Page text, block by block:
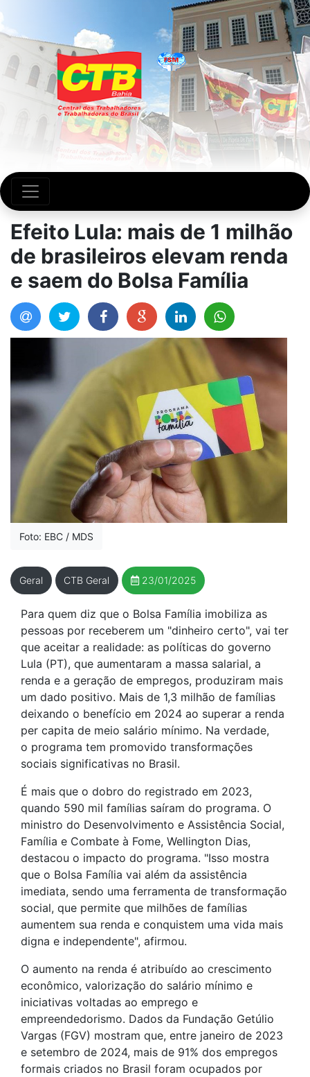
Efeito Lula: mais de 1 milhão
de brasileiros elevam renda
e saem do Bolsa Família
Foto: EBC / MDS
Geral CTB Geral 23/01/2025
Para quem diz que o Bolsa Família imobiliza as
pessoas por receberem um "dinheiro certo", vai ter
que aceitar a realidade: as políticas do governo
Lula (PT), que aumentaram a massa salarial, a
renda e a geração de empregos, produziram mais
um dado positivo. Mais de 1,3 milhão de famílias
deixando o benefício em 2024 ao superar a renda
per capita de meio salário mínimo. Na verdade,
o programa tem promovido transformações
sociais significativas no Brasil.
É mais que o dobro do registrado em 2023,
quando 590 mil famílias saíram do programa. O
ministro do Desenvolvimento e Assistência Social,
Família e Combate à Fome, Wellington Dias,
destacou o impacto do programa. "Isso mostra
que o Bolsa Família vai além da assistência
imediata, sendo uma ferramenta de transformação
social, que permite que milhões de famílias
aumentem sua renda e conquistem uma vida mais
digna e independente", afirmou.
O aumento na renda é atribuído ao crescimento
econômico, valorização do salário mínimo e
iniciativas voltadas ao emprego e
empreendedorismo. Dados da Fundação Getúlio
Vargas (FGV) mostram que, entre janeiro de 2023
e setembro de 2024, mais de 91% dos empregos
formais criados no Brasil foram ocupados por